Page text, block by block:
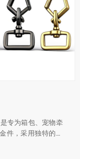
专为箱包、宠物牵
件，采用独特的菱
🔹 核心产品亮点多